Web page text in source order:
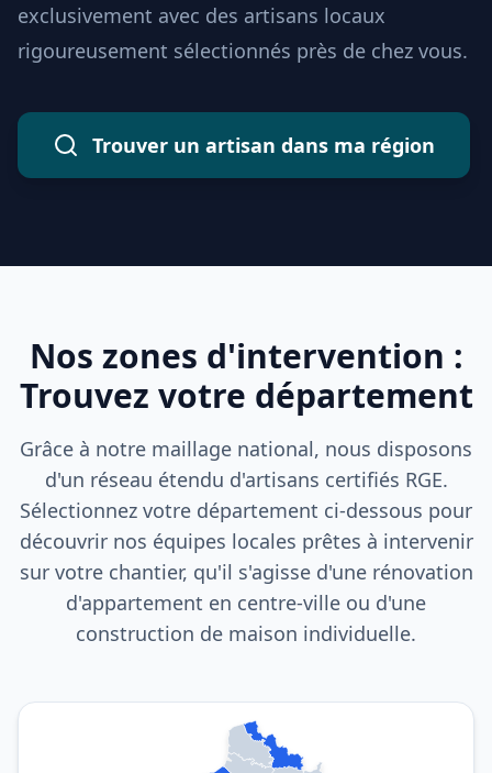
exclusivement avec des artisans locaux
rigoureusement sélectionnés près de chez vous.
Trouver un artisan dans ma région
Nos zones d'intervention :
Trouvez votre département
Grâce à notre maillage national, nous disposons
d'un réseau étendu d'artisans certifiés RGE.
Sélectionnez votre département ci-dessous pour
découvrir nos équipes locales prêtes à intervenir
sur votre chantier, qu'il s'agisse d'une rénovation
d'appartement en centre-ville ou d'une
construction de maison individuelle.